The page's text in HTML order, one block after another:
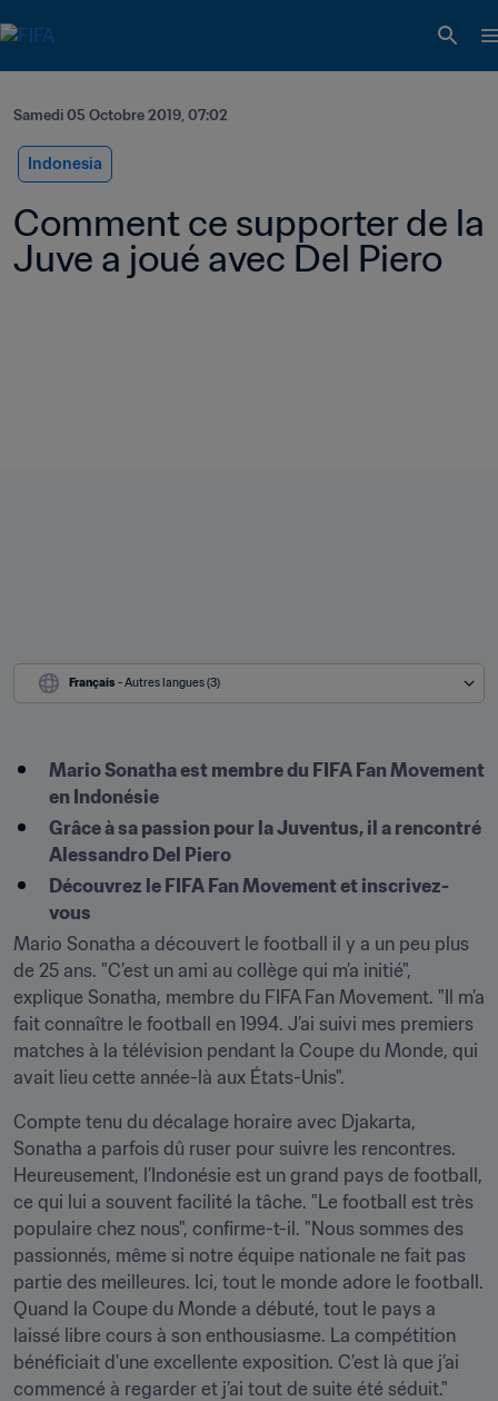
Samedi 05 Octobre 2019, 07:02
Indonesia
Comment ce supporter de la
Juve a joué avec Del Piero
Français - Autres langues (3)
Mario Sonatha est membre du FIFA Fan Movement
en Indonésie
Grâce à sa passion pour la Juventus, il a rencontré
Alessandro Del Piero
Découvrez le FIFA Fan Movement et inscrivez-
vous
Mario Sonatha a découvert le football il y a un peu plus
de 25 ans. "C’est un ami au collège qui m’a initié",
explique Sonatha, membre du FIFA Fan Movement. "Il m’a
fait connaître le football en 1994. J’ai suivi mes premiers
matches à la télévision pendant la Coupe du Monde, qui
avait lieu cette année-là aux États-Unis".
Compte tenu du décalage horaire avec Djakarta,
Sonatha a parfois dû ruser pour suivre les rencontres.
Heureusement, l’Indonésie est un grand pays de football,
ce qui lui a souvent facilité la tâche. "Le football est très
populaire chez nous", confirme-t-il. "Nous sommes des
passionnés, même si notre équipe nationale ne fait pas
partie des meilleures. Ici, tout le monde adore le football.
Quand la Coupe du Monde a débuté, tout le pays a
laissé libre cours à son enthousiasme. La compétition
bénéficiait d'une excellente exposition. C’est là que j’ai
commencé à regarder et j’ai tout de suite été séduit."